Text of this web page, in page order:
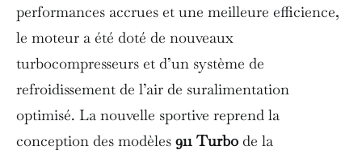
performances accrues et une meilleure efficience,
le moteur a été doté de nouveaux
turbocompresseurs et d’un système de
refroidissement de l’air de suralimentation
optimisé. La nouvelle sportive reprend la
conception des modèles 911 Turbo de la